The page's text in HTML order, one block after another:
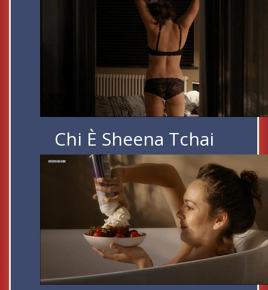
Chi È Sheena Tchai